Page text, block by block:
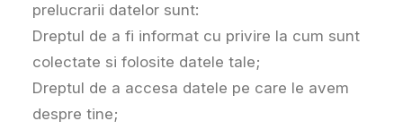
prelucrarii datelor sunt:
Dreptul de a fi informat cu privire la cum sunt
colectate si folosite datele tale;
Dreptul de a accesa datele pe care le avem
despre tine;